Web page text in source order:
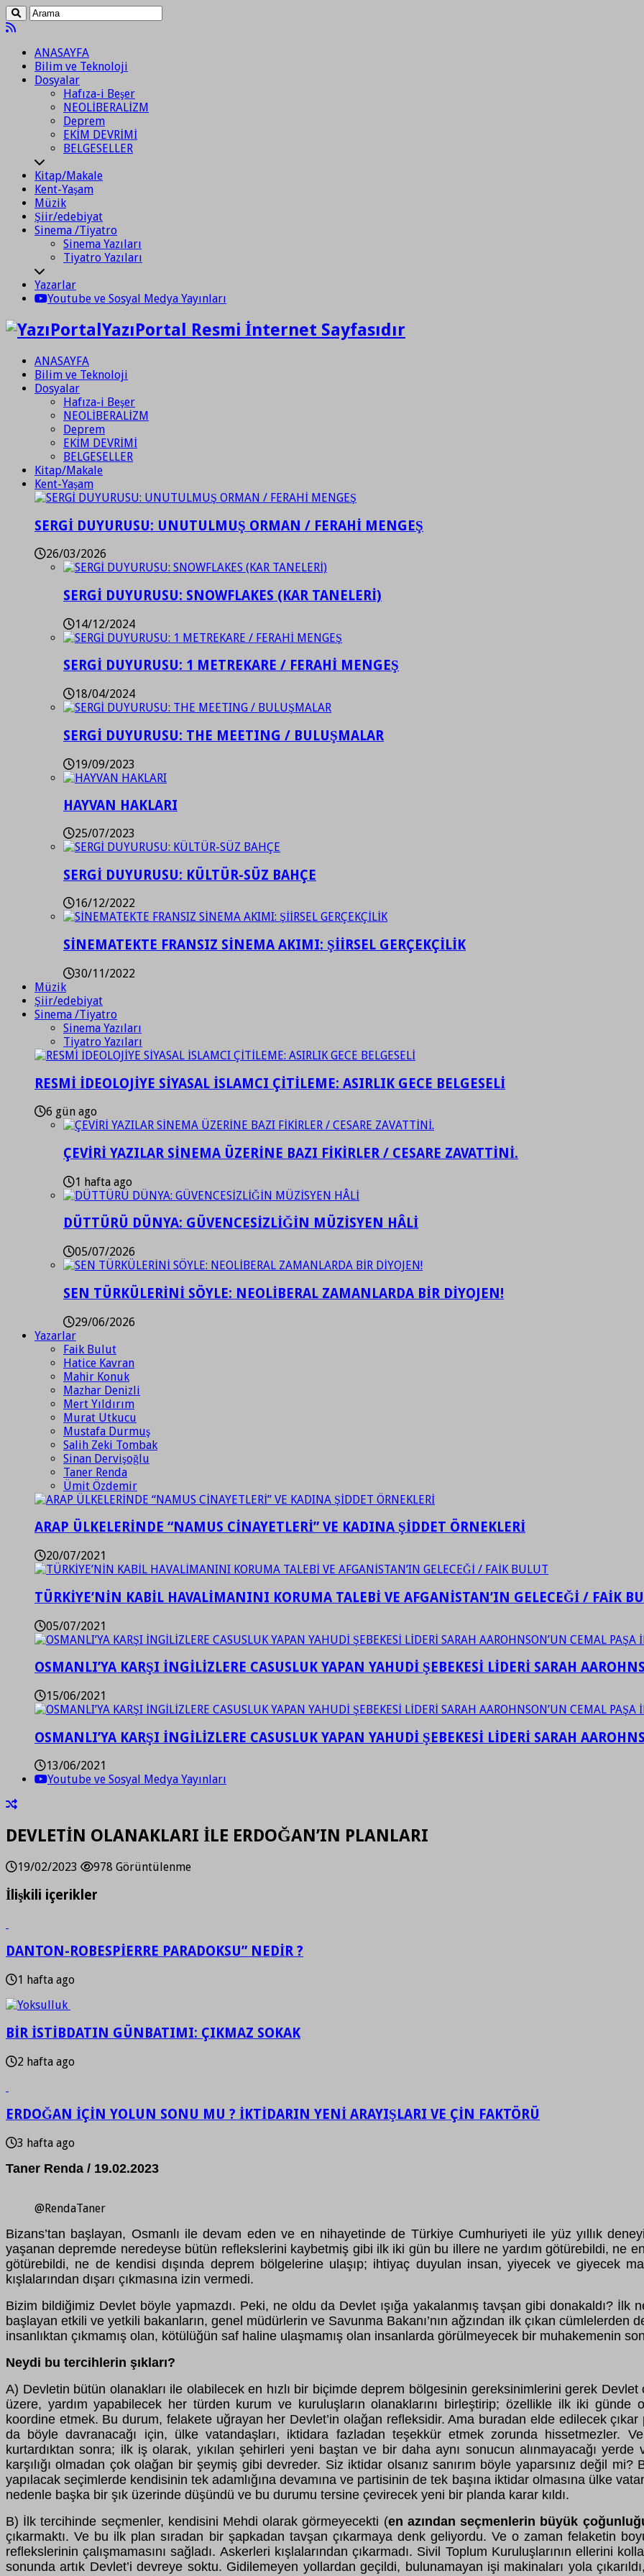
ANASAYFA
Bilim ve Teknoloji
Dosyalar
Hafıza-i Beşer
NEOLİBERALİZM
Deprem
EKİM DEVRİMİ
BELGESELLER
Kitap/Makale
Kent-Yaşam
Müzik
Şiir/edebiyat
Sinema /Tiyatro
Sinema Yazıları
Tiyatro Yazıları
Yazarlar
Youtube ve Sosyal Medya Yayınları
YazıPortal Resmi İnternet Sayfasıdır
ANASAYFA
Bilim ve Teknoloji
Dosyalar
Hafıza-i Beşer
NEOLİBERALİZM
Deprem
EKİM DEVRİMİ
BELGESELLER
Kitap/Makale
Kent-Yaşam
SERGİ DUYURUSU: UNUTULMUŞ ORMAN / FERAHİ MENGEŞ
26/03/2026
SERGİ DUYURUSU: SNOWFLAKES (KAR TANELERİ)
14/12/2024
SERGİ DUYURUSU: 1 METREKARE / FERAHİ MENGEŞ
18/04/2024
SERGİ DUYURUSU: THE MEETING / BULUŞMALAR
19/09/2023
HAYVAN HAKLARI
25/07/2023
SERGİ DUYURUSU: KÜLTÜR-SÜZ BAHÇE
16/12/2022
SİNEMATEKTE FRANSIZ SİNEMA AKIMI: ŞİİRSEL GERÇEKÇİLİK
30/11/2022
Müzik
Şiir/edebiyat
Sinema /Tiyatro
Sinema Yazıları
Tiyatro Yazıları
RESMİ İDEOLOJİYE SİYASAL İSLAMCI ÇİTİLEME: ASIRLIK GECE BELGESELİ
6 gün ago
ÇEVİRİ YAZILAR SİNEMA ÜZERİNE BAZI FİKİRLER / CESARE ZAVATTİNİ.
1 hafta ago
DÜTTÜRÜ DÜNYA: GÜVENCESİZLİĞİN MÜZİSYEN HÂLİ
05/07/2026
SEN TÜRKÜLERİNİ SÖYLE: NEOLİBERAL ZAMANLARDA BİR DİYOJEN!
29/06/2026
Yazarlar
Faik Bulut
Hatice Kavran
Mahir Konuk
Mazhar Denizli
Mert Yıldırım
Murat Utkucu
Mustafa Durmuş
Salih Zeki Tombak
Sinan Dervişoğlu
Taner Renda
Ümit Özdemir
ARAP ÜLKELERİNDE “NAMUS CİNAYETLERİ” VE KADINA ŞİDDET ÖRNEKLERİ
20/07/2021
TÜRKİYE’NİN KABİL HAVALİMANINI KORUMA TALEBİ VE AFGANİSTAN’IN GELECEĞİ / FAİK
05/07/2021
OSMANLI’YA KARŞI İNGİLİZLERE CASUSLUK YAPAN YAHUDİ ŞEBEKESİ LİDERİ SARAH
15/06/2021
OSMANLI’YA KARŞI İNGİLİZLERE CASUSLUK YAPAN YAHUDİ ŞEBEKESİ LİDERİ SARAH
13/06/2021
Youtube ve Sosyal Medya Yayınları
DEVLETİN OLANAKLARI İLE ERDOĞAN’IN PLANLARI
19/02/2023 978 Görüntülenme
İlişkili içerikler
DANTON-ROBESPİERRE PARADOKSU” NEDİR ?
1 hafta ago
BİR İSTİBDATIN GÜNBATIMI: ÇIKMAZ SOKAK
2 hafta ago
ERDOĞAN İÇİN YOLUN SONU MU ? İKTİDARIN YENİ ARAYIŞLARI VE ÇİN FAKTÖRÜ
3 hafta ago
Taner Renda / 19.02.2023
@RendaTaner
Bizans’tan başlayan, Osmanlı ile devam eden ve en nihayetinde de Türkiye Cumhuriyeti ile yüz yıllık
yaşanan depremde neredeyse bütün reflekslerini kaybetmiş gibi ilk iki gün bu illere ne yardım götürebildi, ne
götürebildi, ne de kendisi dışında deprem bölgelerine ulaşıp; ihtiyaç duyulan insan, yiyecek ve giyecek
kışlalarından dışarı çıkmasına izin vermedi.
Bizim bildiğimiz Devlet böyle yapmazdı. Peki, ne oldu da Devlet ışığa yakalanmış tavşan gibi donakaldı? İlk
başlayan etkili ve yetkili bakanların, genel müdürlerin ve Savunma Bakanı’nın ağzından ilk çıkan
insanlıktan çıkmamış olan, kötülüğün saf haline ulaşmamış olan insanlarda görülmeyecek bir muhakemenin
Neydi bu tercihlerin şıkları?
A) Devletin bütün olanakları ile olabilecek en hızlı bir biçimde deprem bölgesinin gereksinimlerini gerek
üzere, yardım yapabilecek her türden kurum ve kuruluşların olanaklarını birleştirip; özellikle ilk iki günde
koordine etmek. Bu durum, felakete uğrayan her Devlet’in olağan refleksidir. Ama buradan elde edilecek
da böyle davranacağı için, ülke vatandaşları, iktidara fazladan teşekkür etmek zorunda hissetmezler.
kurtardıktan sonra; ilk iş olarak, yıkılan şehirleri yeni baştan ve bir daha aynı sonucun alınmayacağı yerde
karşılığı olmadan çok olağan bir şeymiş gibi devreder. Siz iktidar olsanız sanırım böyle yaparsınız değil
yapılacak seçimlerde kendisinin tek adamlığına devamına ve partisinin de tek başına iktidar olmasına ülke
nedenle başka bir şık üzerinde düşündü ve bu durumu tersine çevirecek yeni bir planda karar kıldı.
B) İlk tercihinde seçmenler, kendisini Mehdi olarak görmeyecekti (en azından seçmenlerin büyük
çıkarmaktı. Ve bu ilk plan sıradan bir şapkadan tavşan çıkarmaya denk geliyordu. Ve o zaman felaketin
reflekslerinin çalışmamasını sağladı. Askerleri kışlalarından çıkarmadı. Sivil Toplum Kuruluşlarının ellerini
sonunda artık Devlet’i devreye soktu. Gidilemeyen yollardan geçildi, bulunamayan işi makinaları yola